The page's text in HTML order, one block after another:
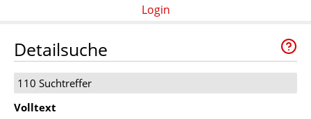
Login
Detailsuche
110 Suchtreffer
Volltext